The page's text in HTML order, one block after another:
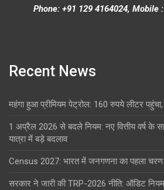
Phone: +91 129 4164024, Mobile
Recent News
महंगा हुआ प्रीमियम पेट्रोल: 160 रुपये लीटर
1 अप्रैल 2026 से बदले नियम: नए वित्तीय वर्ष के
यात्रा में बड़े बदलाव
Census 2027: भारत में जनगणना का पहला
सरकार ने जारी की TRP-2026 नीति: ऑडिट